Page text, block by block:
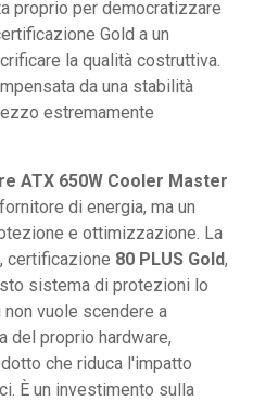
proprio per democratizzare
Gold a un
la qualità costruttiva.
da una stabilità
estremamente
ATX 650W Cooler Master
di energia, ma un
e ottimizzazione. La
, certificazione 80 PLUS Gold,
sistema di protezioni lo
vuole scendere a
del proprio hardware,
che riduca l'impatto
È un investimento sulla